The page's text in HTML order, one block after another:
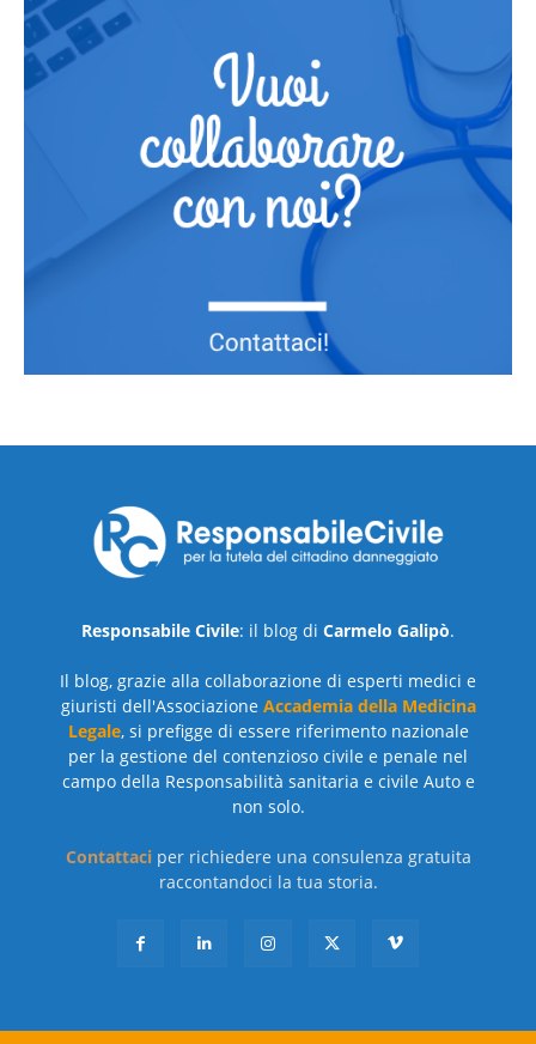
Responsabile Civile: il blog di Carmelo Galipò.
Il blog, grazie alla collaborazione di esperti medici e
giuristi dell'Associazione Accademia della Medicina
Legale, si prefigge di essere riferimento nazionale
per la gestione del contenzioso civile e penale nel
campo della Responsabilità sanitaria e civile Auto e
non solo.
Contattaciper richiedere una consulenza gratuita
raccontandoci la tua storia.